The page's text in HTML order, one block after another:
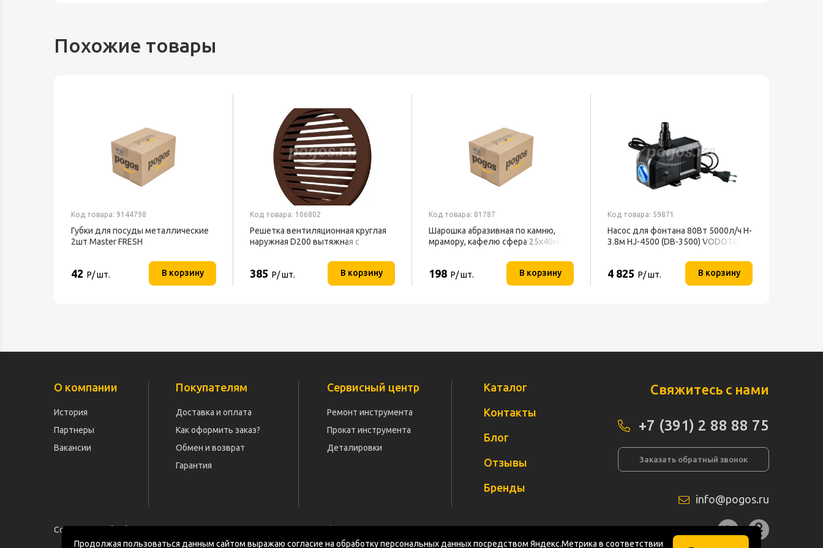
Похожие товары
Код товара: 9144798
Губки для посуды металлические
2шт Master FRESH
42 Р/ шт. В корзину
Код товара: 106802
Решетка вентиляционная круглая
наружная D200 вытяжная с
385 Р/ шт. В корзину
Код товара: 81787
Шарошка абразивная по камню,
мрамору, кафелю сфера 25х40мм
198 Р/ шт. В корзину
Код товара: 59871
Насос для фонтана 80Вт 5000л/ч H-
3.8м HJ-4500 (DB-3500) VODOTOK
4 825 Р/ шт. В корзину
Продолжая пользоваться данным сайтом выражаю согласие на обработку персональных данных посредством Яндекс.Метрика в соответствии
О компании
История
Партнеры
Вакансии
Покупателям
Доставка и оплата
Как оформить заказ?
Обмен и возврат
Гарантия
Сервисный центр
Ремонт инструмента
Прокат инструмента
Деталировки
Каталог
Контакты
Блог
Отзывы
Бренды
Свяжитесь с нами
+7 (391) 2 88 88 75
Заказать обратный звонок
info@pogos.ru
Согласие на обработку персональных данных Политика конфиденциальности Документация Карта сайта